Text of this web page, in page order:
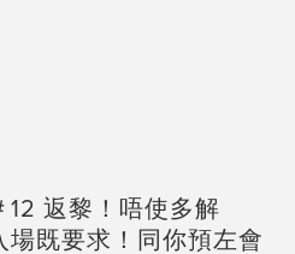
12 返黎！唔使多解
場既要求！同你預左會